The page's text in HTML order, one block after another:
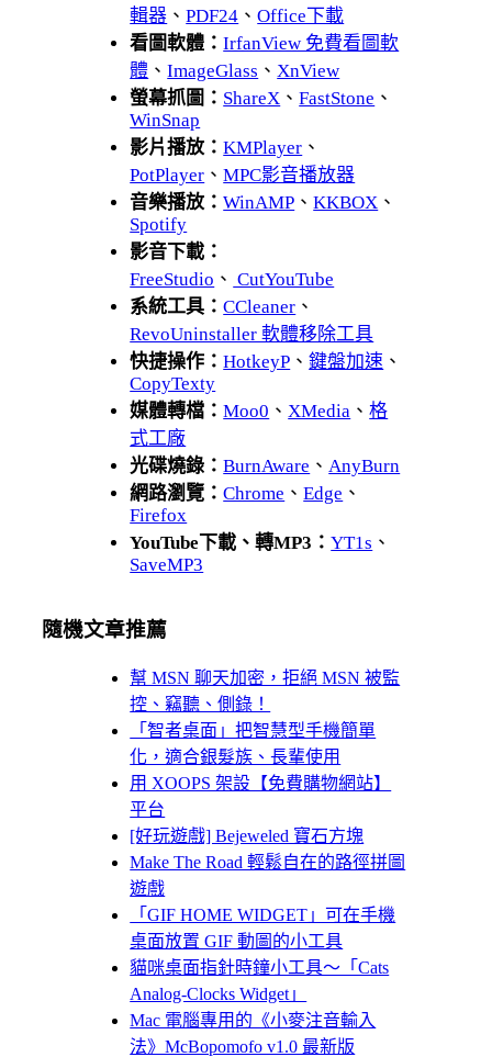
輯器 、PDF24 、Office下載
看圖軟體：IrfanView 免費看圖軟
體 、ImageGlass 、 XnView
螢幕抓圖： ShareX 、FastStone 、
WinSnap
影片播放：KMPlayer 、
PotPlayer 、MPC影音播放器
音樂播放：WinAMP 、KKBOX 、
Spotify
影音下載：
FreeStudio 、 CutYouTube
系統工具：CCleaner 、
RevoUninstaller 軟體移除工具
快捷操作：HotkeyP 、鍵盤加速 、
CopyTexty
媒體轉檔：Moo0 、 XMedia 、格
式工廠
光碟燒錄：BurnAware 、 AnyBurn
網路瀏覽：Chrome 、Edge 、
Firefox
YouTube下載、轉MP3：YT1s 、
SaveMP3
隨機文章推薦
幫 MSN 聊天加密，拒絕 MSN 被監
控、竊聽、側錄！
「智者桌面」把智慧型手機簡單
化，適合銀髮族、長輩使用
用 XOOPS 架設【免費購物網站】
平台
[好玩遊戲] Bejeweled 寶石方塊
Make The Road 輕鬆自在的路徑拼圖
遊戲
「GIF HOME WIDGET」可在手機
桌面放置 GIF 動圖的小工具
貓咪桌面指針時鐘小工具～「Cats
Analog-Clocks Widget」
Mac 電腦專用的《小麥注音輸入
法》McBopomofo v1.0 最新版